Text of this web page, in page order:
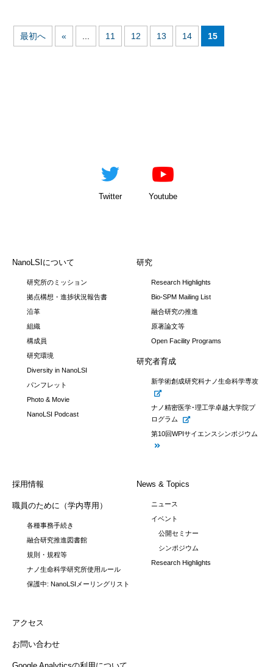
最初へ « ... 11 12 13 14 15
Twitter Youtube
NanoLSIについて
研究所のミッション
拠点構想・進捗状況報告書
沿革
組織
構成員
研究環境
Diversity in NanoLSI
パンフレット
Photo & Movie
NanoLSI Podcast
研究
Research Highlights
Bio-SPM Mailing List
融合研究の推進
原著論文等
Open Facility Programs
研究者育成
新学術創成研究科ナノ生命科学専攻
ナノ精密医学･理工学卓越大学院プ
ログラム
第10回WPIサイエンスシンポジウム
採用情報
職員のために（学内専用）
各種事務手続き
融合研究推進図書館
規則・規程等
ナノ生命科学研究所使用ルール
保護中: NanoLSIメーリングリスト
News & Topics
ニュース
イベント
公開セミナー
シンポジウム
Research Highlights
アクセス
お問い合わせ